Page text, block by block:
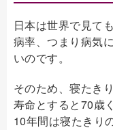
日本は世界で見て
病率、つまり病気
いのです。
そのため、寝たき
寿命とすると70歳
10年間は寝たきり